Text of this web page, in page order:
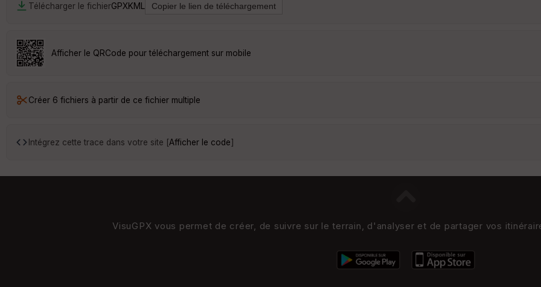
Télécharger le fichierGPXKML
Afficher le QRCode pour téléchargement sur mobile
Créer 6 fichiers à partir de ce fichier multiple
Intégrez cette trace dans votre site [Afficher le code]
VisuGPX vous permet de créer, de suivre sur le terrain, d'analyser et de partager vos